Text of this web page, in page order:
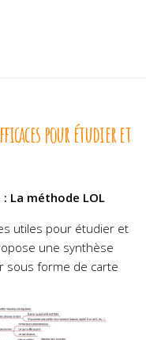
pour étudier et
La méthode LOL
utiles pour étudier et
une synthèse
sous forme de carte